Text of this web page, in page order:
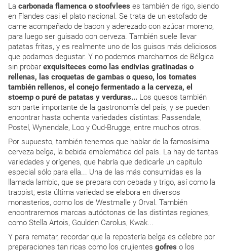
La carbonada flamenca o stoofvlees es también de rigo, siendo
en Flandes casi el plato nacional. Se trata de un estofado de
carne acompañado de bacon y aderezado con azúcar moreno,
para luego ser guisado con cerveza. También suele llevar
patatas fritas, y es realmente uno de los guisos más deliciosos
que podamos degustar. Y no podemos marcharnos de Bélgica
sin probar exquisiteces como las endivias gratinadas o
rellenas, las croquetas de gambas o queso, los tomates
también rellenos, el conejo fermentado a la cerveza, el
stoemp o puré de patatas y verduras... Los quesos también
son parte importante de la gastronomía del país, y se pueden
encontrar hasta ochenta variedades distintas: Passendale,
Postel, Wynendale, Loo y Oud-Brugge, entre muchos otros.
Por supuesto, también tenemos que hablar de la famosísima
cerveza belga, la bebida emblemática del país. La hay de tantas
variedades y orígenes, que habría que dedicarle un capítulo
especial sólo para ella... Una de las más consumidas es la
llamada lambic, que se prepara con cebada y trigo, así como la
trappist; esta última variedad se elabora en diversos
monasterios, como los de Westmalle y Orval. También
encontraremos marcas autóctonas de las distintas regiones,
como Stella Artois, Goulden Carolus, Kwak...
Y para rematar, recordar que la repostería belga es célebre por
preparaciones tan ricas como los crujientes gofres o los